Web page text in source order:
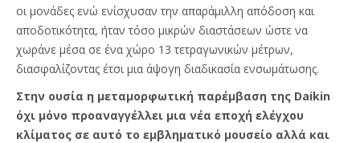
οι μονάδες ενώ ενίσχυσαν την απαράμιλλη απόδοση και
αποδοτικότητα, ήταν τόσο μικρών διαστάσεων ώστε να
χωράνε μέσα σε ένα χώρο 13 τετραγωνικών μέτρων,
διασφαλίζοντας έτσι μια άψογη διαδικασία ενσωμάτωσης.
Στην ουσία η μεταμορφωτική παρέμβαση της Daikin
όχι μόνο προαναγγέλλει μια νέα εποχή ελέγχου
κλίματος σε αυτό το εμβληματικό μουσείο αλλά και